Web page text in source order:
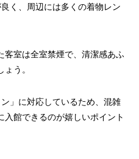
く、周辺には多くの着物レン
客室は全室禁煙で、清潔感あふ
う。
」に対応しているため、混雑
館できるのが嬉しいポイント